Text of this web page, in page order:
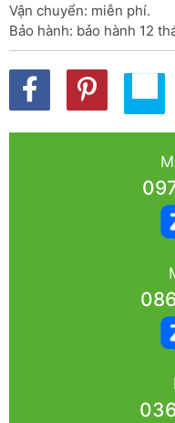
Vận chuyển: miễn phí.
Bảo hành: bảo hành 12